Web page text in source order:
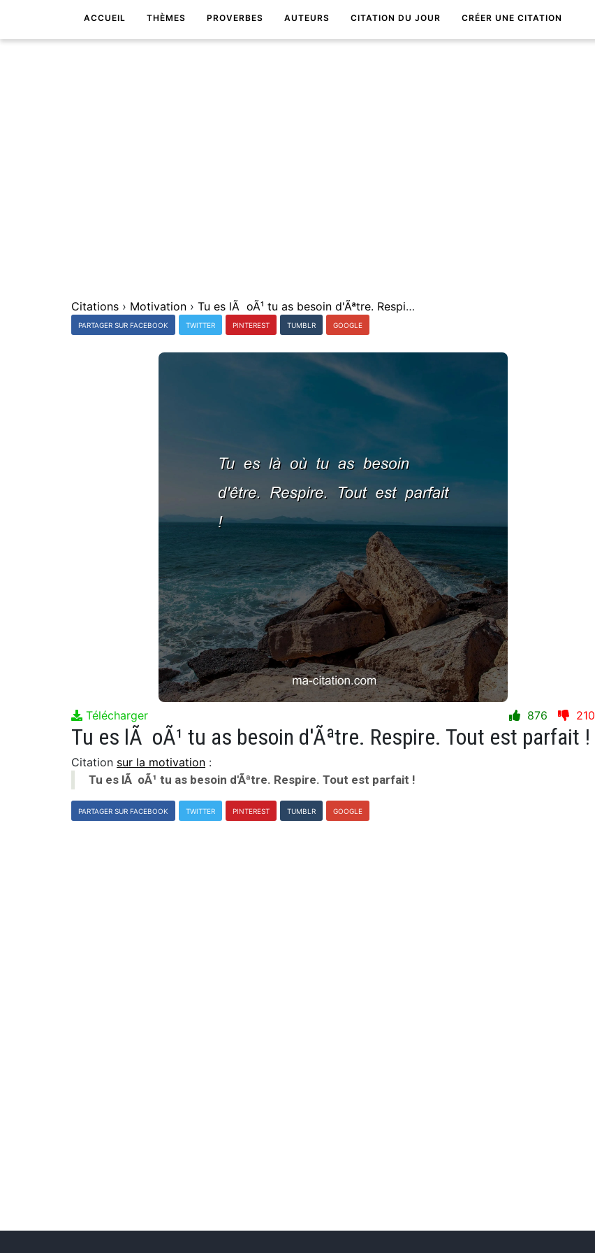
ACCUEIL THÈMES PROVERBES AUTEURS CITATION DU JOUR CRÉER UNE CITATION
Citations › Motivation › Tu es lÃ oÃ¹ tu as besoin d'Ãªtre. Respire. Tout est parfait !
PARTAGER SUR FACEBOOK TWITTER PINTEREST TUMBLR GOOGLE
Télécharger 876 210
Tu es lÃ oÃ¹ tu as besoin d'Ãªtre. Respire. Tout est parfait !
Citation sur la motivation :
Tu es lÃ oÃ¹ tu as besoin d'Ãªtre. Respire. Tout est parfait !
PARTAGER SUR FACEBOOK TWITTER PINTEREST TUMBLR GOOGLE